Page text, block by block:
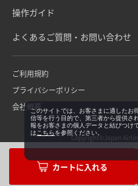
操作ガイド
よくあるご質問・お問い合わせ
ご利用規約
プライバシーポリシー
会社概要
Copyright©Japan
このサイトでは、お客さまに適したお
信等を行う目的で、第三者から提供さ
報をお客さまの個人データと結びつけ
は こちらを参照ください。